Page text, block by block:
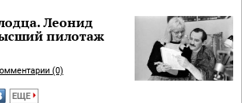
Леонид
пилотаж
(0)
ЕЩЕ